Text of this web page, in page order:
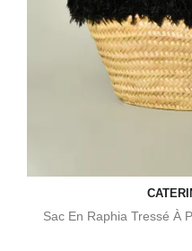
Sac En Raphia Tressé À